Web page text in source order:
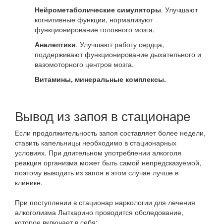
Нейрометаболические симуляторы. Улучшают
когнитивные функции, нормализуют
функционирование головного мозга.
Аналептики. Улучшают работу сердца,
поддерживают функционирование дыхательного и
вазомоторного центров мозга.
Витамины, минеральные комплексы.
Вывод из запоя в стационаре
Если продолжительность запоя составляет более недели,
ставить капельницы необходимо в стационарных
условиях. При длительном употреблении алкоголя
реакция организма может быть самой непредсказуемой,
поэтому выводить из запоя в этом случае лучше в
клинике.
При поступлении в стационар наркологии для лечения
алкоголизма Лыткарино проводится обследование,
которое включает в себя: